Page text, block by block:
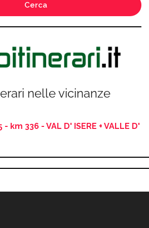
Cerca
nelle vicinanze
- km 336 - VAL D' ISERE + VALLE D'